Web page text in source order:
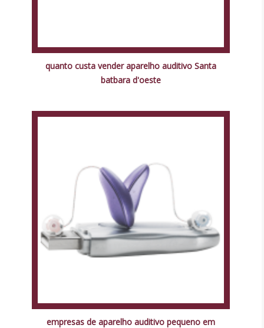
quanto custa vender aparelho auditivo Santa
batbara d'oeste
empresas de aparelho auditivo pequeno em